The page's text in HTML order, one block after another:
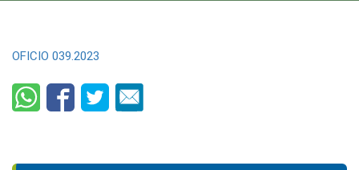
OFICIO 039.2023